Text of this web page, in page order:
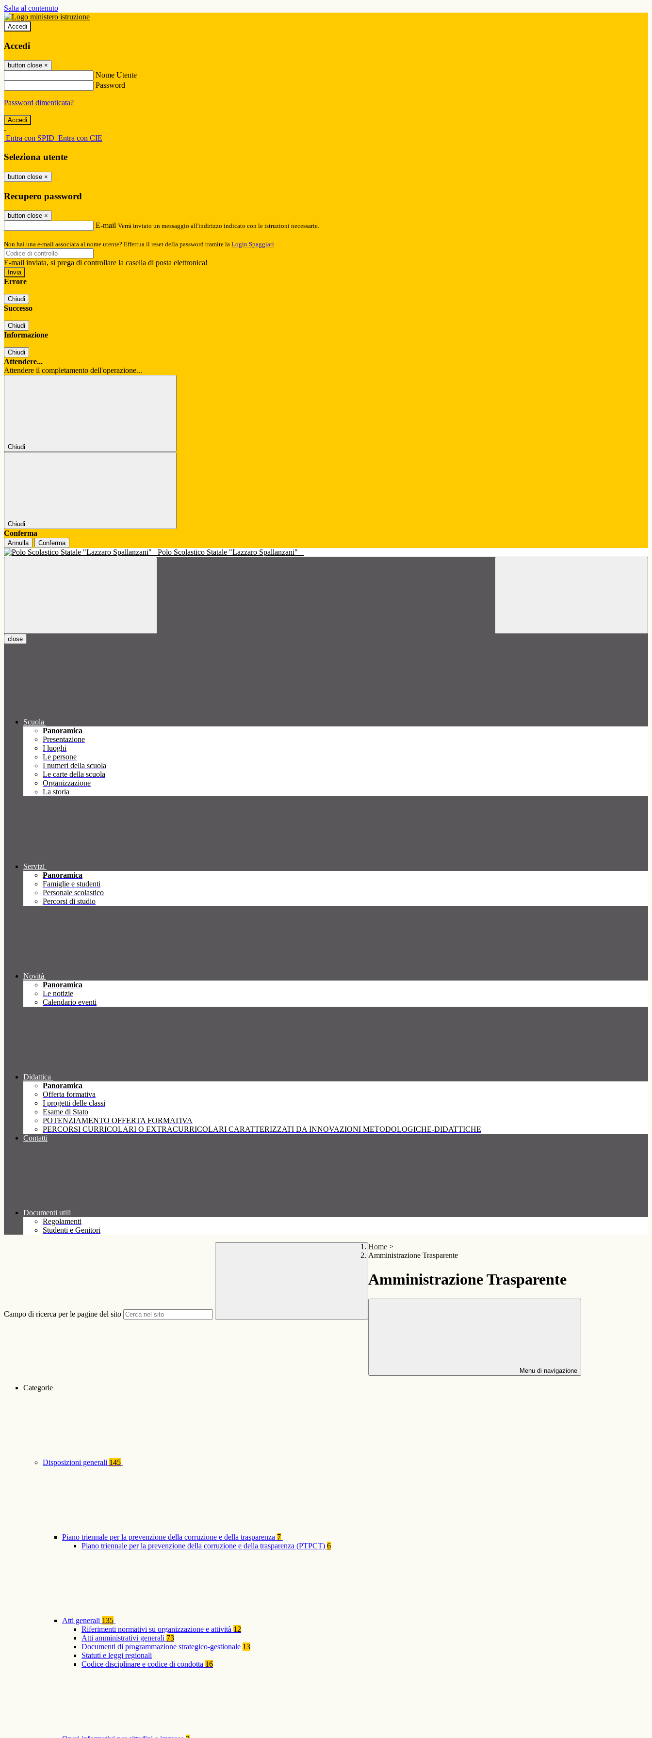
Salta al contenuto
Accedi
Accedi
button close ×
Nome Utente
Password
Password dimenticata?
-
Entra con SPID Entra con CIE
Seleziona utente
button close ×
Recupero password
button close ×
E-mail Verrà inviato un messaggio all'indirizzo indicato con le istruzioni necessarie.
Non hai una e-mail associata al nome utente? Effettua il reset della password tramite la Login Spaggiari
E-mail inviata, si prega di controllare la casella di posta elettronica!
Errore
Chiudi
Successo
Chiudi
Informazione
Chiudi
Attendere...
Attendere il completamento dell'operazione...
Chiudi
Chiudi
Conferma
Annulla Conferma
Polo Scolastico Statale "Lazzaro Spallanzani"
close
Scuola
Panoramica
Presentazione
I luoghi
Le persone
I numeri della scuola
Le carte della scuola
Organizzazione
La storia
Servizi
Panoramica
Famiglie e studenti
Personale scolastico
Percorsi di studio
Novità
Panoramica
Le notizie
Calendario eventi
Didattica
Panoramica
Offerta formativa
I progetti delle classi
Esame di Stato
POTENZIAMENTO OFFERTA FORMATIVA
PERCORSI CURRICOLARI O EXTRACURRICOLARI CARATTERIZZATI DA INNOVAZIONI METODOLOGICHE-DIDATTICHE
Contatti
Documenti utili
Regolamenti
Studenti e Genitori
Campo di ricerca per le pagine del sito
Home >
Amministrazione Trasparente
Amministrazione Trasparente
Menu di navigazione
Categorie
Disposizioni generali 145
Piano triennale per la prevenzione della corruzione e della trasparenza 7
Piano triennale per la prevenzione della corruzione e della trasparenza (PTPCT) 6
Atti generali 135
Riferimenti normativi su organizzazione e attività 12
Atti amministrativi generali 73
Documenti di programmazione strategico-gestionale 13
Statuti e leggi regionali
Codice disciplinare e codice di condotta 16